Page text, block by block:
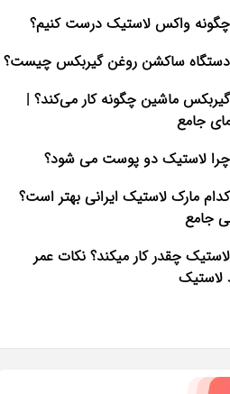
چگونه واکس لاستیک درست کنیم؟
دستگاه ساکشن روغن گیربکس چیست؟
گیربکس ماشین چگونه کار می‌کند؟ |
جامع
چرا لاستیک دو پوست می شود؟
کدام مارک لاستیک ایرانی بهتر است؟
جامع
لاستیک چقدر کار میکند؟ نکات عمر
لاستیک